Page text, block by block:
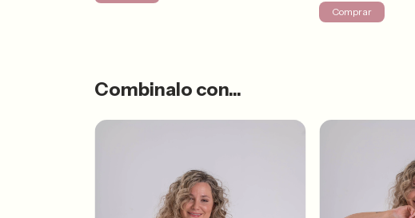
Comprar
Combinalo con...